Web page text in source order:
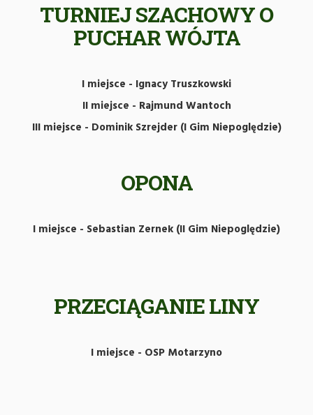
TURNIEJ SZACHOWY O
PUCHAR WÓJTA
I miejsce - Ignacy Truszkowski​
II miejsce - Rajmund Wantoch
III miejsce - Dominik Szrejder (I Gim Niepoględzie)
OPONA
I miejsce - Sebastian Zernek (II Gim Niepoględzie)
PRZECIĄGANIE LINY
I miejsce - OSP Motarzyno